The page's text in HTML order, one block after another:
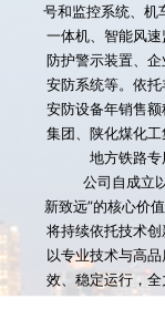
号和监控系统、机
一体机、智能风
防护警示装置、
安防系统等。依
安防设备年销售
集团、陕化煤化工
地方铁路
新致远”的核心价
将持续依托技术
以专业技术与高
效、稳定运行，